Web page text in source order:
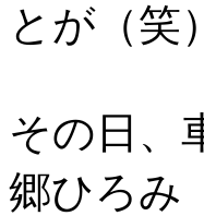
とが（笑）
その日、
郷ひろ